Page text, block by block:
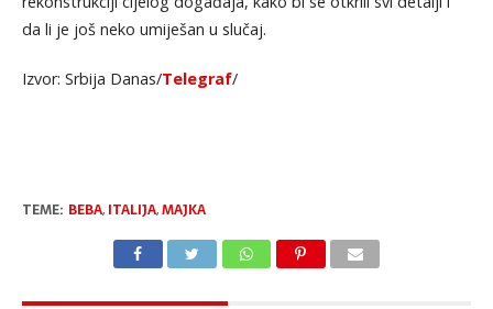
da li je još neko umiješan u slučaj.
Izvor: Srbija Danas/Telegraf/
TEME: BEBA, ITALIJA,MAJKA